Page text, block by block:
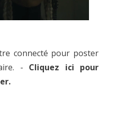
DE SON PROCHAIN
CLIP
connecté pour poster
- Cliquez ici pour